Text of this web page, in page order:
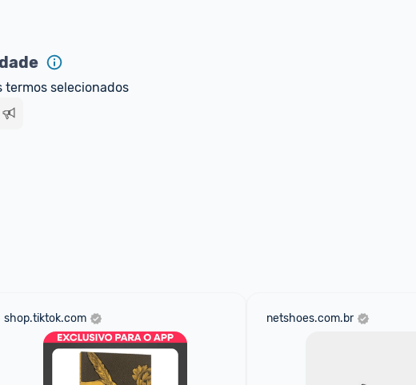
termos selecionados
shop.tiktok.com netshoes.com.br